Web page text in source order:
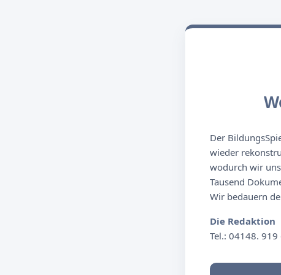
Der
wieder
wodurch wir
Tausend
Wir bedauern
Die Redaktion
Tel.: 04148. 919